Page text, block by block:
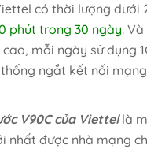
có thời lượng dưới
phút trong 30 ngày.
mỗi ngày sử dụng
ngắt kết nối
V90C của Viettellà
nhất được nhà mạng